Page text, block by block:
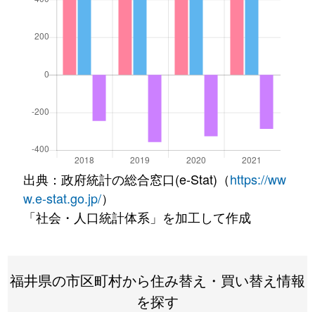
出典：政府統計の総合窓口(e-Stat)（https://ww
w.e-stat.go.jp/）
「社会・人口統計体系」を加工して作成
福井県の市区町村から住み替え・買い替え情報
を探す